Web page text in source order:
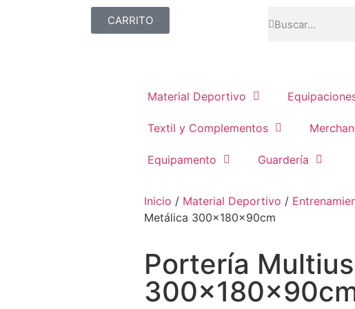
CARRITO
Material Deportivo
Textil y Complementos
Equipamento Guardería
Inicio / Material Deportivo /
Metálica 300x180x90cm
Portería